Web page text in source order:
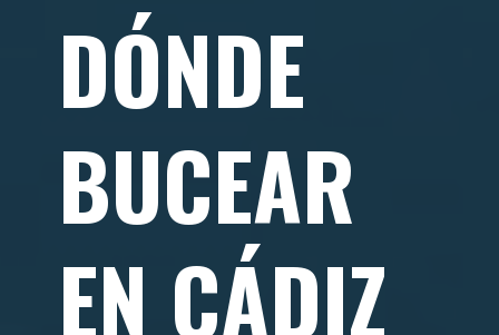
DÓNDE
BUCEAR
EN CÁDIZ